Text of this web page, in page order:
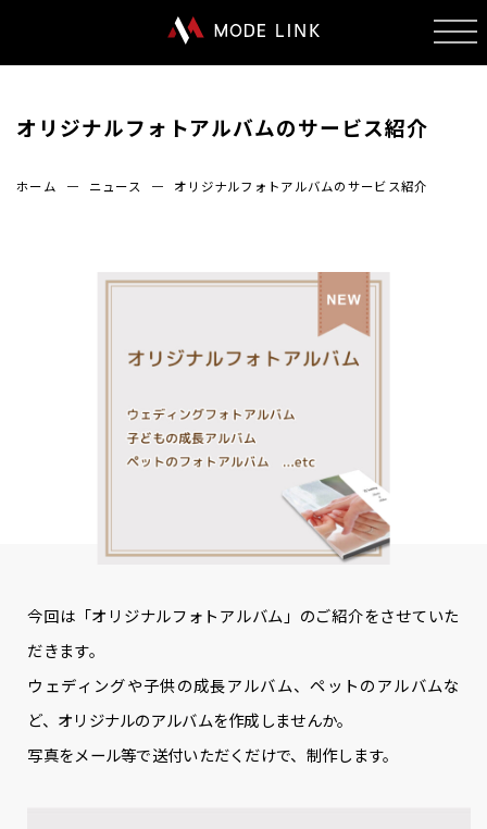
オリジナルフォトアルバムのサービス紹介
ホーム ニュース オリジナルフォトアルバムのサービス紹介
今回は「オリジナルフォトアルバム」のご紹介をさせていた
だきます。
ウェディングや子供の成長アルバム、ペットのアルバムな
ど、オリジナルのアルバムを作成しませんか。
写真をメール等で送付いただくだけで、制作します。